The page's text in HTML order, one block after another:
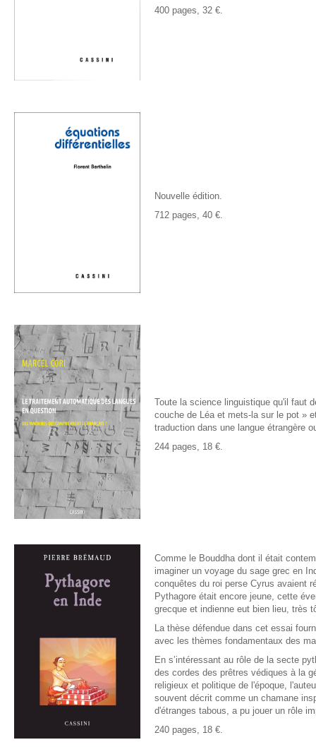
400 pages, 32 €.
Nouvelle édition.
712 pages, 40 €.
Toute la science linguistique qu'il faut
couche de Léa et mets-la sur le pot »
traduction dans une langue étrangère
244 pages, 18 €.
Comme le Bouddha dont il était
imaginer un voyage du sage grec en
conquêtes du roi perse Cyrus avaient
Pythagore était encore jeune, cette
grecque et indienne eut bien lieu, très
La thèse défendue dans cet essai
avec les thèmes fondamentaux des
En s’intéressant au rôle de la secte
des cordes des prêtres védiques à la
religieux et politique de l'époque,
souvent décrit comme un chamane
d'étranges tabous, a pu jouer un rôle
240 pages, 18 €.